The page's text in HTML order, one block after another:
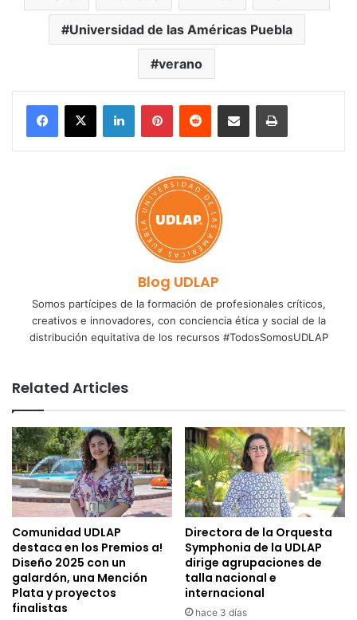
Universidad de las Américas Puebla
verano
LinkedInPinterestReddit Share via Email Print
Blog UDLAP
Somos partícipes de la formación de profesionales críticos,
creativos e innovadores, con conciencia ética y social de la
distribución equitativa de los recursos #TodosSomosUDLAP
Related Articles
Comunidad UDLAP
destaca en los Premios a!
Diseño 2025 con un
galardón, una Mención
Plata y proyectos
finalistas
Directora de la Orquesta
Symphonia de la UDLAP
dirige agrupaciones de
talla nacional e
internacional
hace 3 días